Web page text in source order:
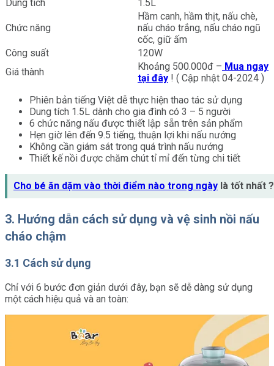
Dung tích 1.5L
Chức năng
Hầm canh, hầm thịt, nấu chè,
nấu cháo trắng, nấu cháo ngũ
cốc, giữ ấm
Công suất
120W
Giá thành
Khoảng 500.000đ – Mua ngay
tại đây ! ( Cập nhật 04-2024 )
Phiên bản tiếng Việt dễ thực hiện thao tác sử dụng
Dung tích 1.5L dành cho gia đình có 3 – 5 người
6 chức năng nấu được thiết lập sẵn trên sản phẩm
Hẹn giờ lên đến 9.5 tiếng, thuận lợi khi nấu nướng
Không cần giám sát trong quá trình nấu nướng
Thiết kế nồi được chăm chút tỉ mỉ đến từng chi tiết
Cho bé ăn dặm vào thời điểm nào trong ngày là tốt nhất ?
3. Hướng dẫn cách sử dụng và vệ sinh nồi nấu
cháo chậm
3.1 Cách sử dụng
Chỉ với 6 bước đơn giản dưới đây, bạn sẽ dễ dàng sử dụng
một cách hiệu quả và an toàn: